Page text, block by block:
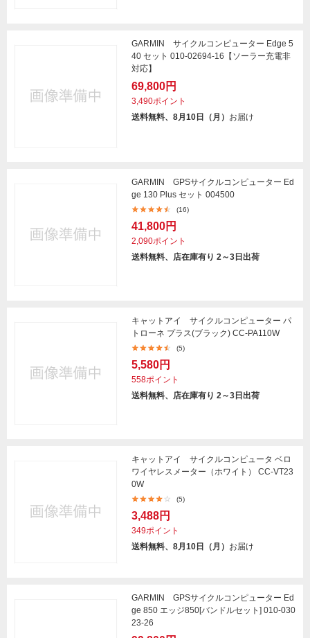
GARMIN サイクルコンピューター Edge 5
40 セット 010-02694-16【ソーラー充電非
対応】
69,800円
3,490ポイント
送料無料、8月10日（月） お届け
GARMIN GPSサイクルコンピューター Ed
ge 130 Plus セット 004500
(16)
41,800円
2,090ポイント
送料無料、店在庫有り 2～3日出荷
キャットアイ サイクルコンピューター パ
トローネ プラス(ブラック) CC-PA110W
(5)
5,580円
558ポイント
送料無料、店在庫有り 2～3日出荷
キャットアイ サイクルコンピュータ ベロ
ワイヤレスメーター（ホワイト） CC-VT23
0W
(5)
3,488円
349ポイント
送料無料、8月10日（月） お届け
GARMIN GPSサイクルコンピューター Ed
ge 850 エッジ850[バンドルセット] 010-030
23-26